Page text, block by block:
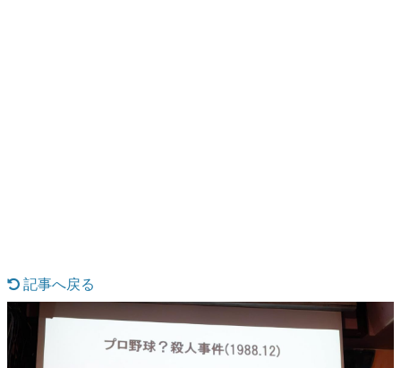
なんでゲームは面白い？
ゲーム開発者・hamatsu氏がゲームの魅力を画面や操作の
具体的な形から解き明かしていく、硬派で骨太な評論連載
です。
記事へ戻る